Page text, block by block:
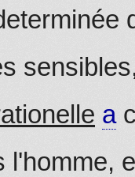
a
l'homme,